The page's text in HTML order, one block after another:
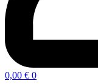
0,00 € 0